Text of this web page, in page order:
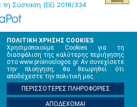
ΠΟΛΙΤΙΚΗ ΧΡΗΣΗΣ COOKIES
Χρησιμοποιούμε Cookies για τη
διασφάλιση της καλύτερης περιήγησης
στο www.proinoslogos.gr. Αν συνεχίσετε
την πλοήγηση, θα θεωρηθεί ότι
αποδέχεστε την πολιτική μας.
ΠΕΡΙΣΣΟΤΕΡΕΣ ΠΛΗΡΟΦΟΡΙΕΣ
ΑΠΟΔΕΧΟΜΑΙ
Σύσταση (ΕΕ) 2018/334
εφημερίδα της Ηπείρου,
All rights reserved.
Μ.Η.Τ. 220242